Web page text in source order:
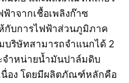
าจากเชื้อเพลิงก๊าซ
กับการไฟฟ้าส่วนภูมิภาค
บริษัทสามารถจำแนกได้ 2
ำหน่ายน้ำมันปาล์มดิบ
อง โดยมีผลิตภัณฑ์หลักคือ